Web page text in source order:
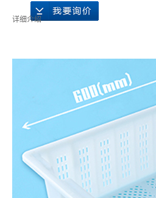
详细介绍